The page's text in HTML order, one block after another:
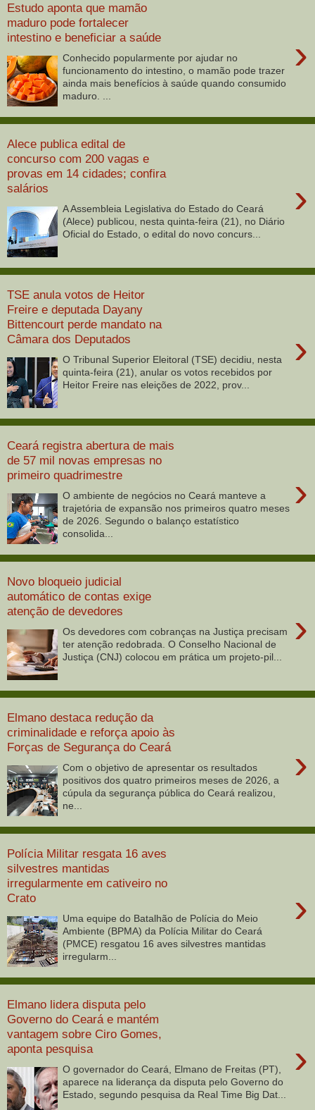
Estudo aponta que mamão
maduro pode fortalecer
intestino e beneficiar a saúde
›
Conhecido popularmente por ajudar no
funcionamento do intestino, o mamão pode trazer
ainda mais benefícios à saúde quando consumido
maduro. ...
Alece publica edital de
concurso com 200 vagas e
provas em 14 cidades; confira
salários
›
A Assembleia Legislativa do Estado do Ceará
(Alece) publicou, nesta quinta-feira (21), no Diário
Oficial do Estado, o edital do novo concurs...
TSE anula votos de Heitor
Freire e deputada Dayany
Bittencourt perde mandato na
Câmara dos Deputados
›
O Tribunal Superior Eleitoral (TSE) decidiu, nesta
quinta-feira (21), anular os votos recebidos por
Heitor Freire nas eleições de 2022, prov...
Ceará registra abertura de mais
de 57 mil novas empresas no
primeiro quadrimestre
›
O ambiente de negócios no Ceará manteve a
trajetória de expansão nos primeiros quatro meses
de 2026. Segundo o balanço estatístico
consolida...
Novo bloqueio judicial
automático de contas exige
atenção de devedores
›
Os devedores com cobranças na Justiça precisam
ter atenção redobrada. O Conselho Nacional de
Justiça (CNJ) colocou em prática um projeto-pil...
Elmano destaca redução da
criminalidade e reforça apoio às
Forças de Segurança do Ceará
›
Com o objetivo de apresentar os resultados
positivos dos quatro primeiros meses de 2026, a
cúpula da segurança pública do Ceará realizou,
ne...
Polícia Militar resgata 16 aves
silvestres mantidas
irregularmente em cativeiro no
Crato
›
Uma equipe do Batalhão de Polícia do Meio
Ambiente (BPMA) da Polícia Militar do Ceará
(PMCE) resgatou 16 aves silvestres mantidas
irregularm...
Elmano lidera disputa pelo
Governo do Ceará e mantém
vantagem sobre Ciro Gomes,
aponta pesquisa
›
O governador do Ceará, Elmano de Freitas (PT),
aparece na liderança da disputa pelo Governo do
Estado, segundo pesquisa da Real Time Big Dat...